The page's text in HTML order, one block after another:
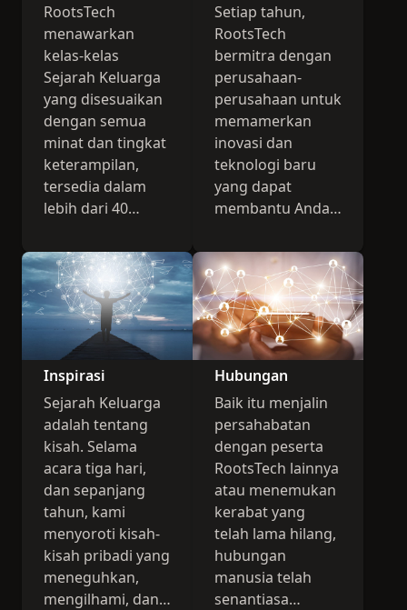
RootsTech
menawarkan
kelas-kelas
Sejarah Keluarga
yang disesuaikan
dengan semua
minat dan tingkat
keterampilan,
tersedia dalam
lebih dari 40
mencakup hampir
setiap negara.
Singkatnya, ada
sesuatu untuk
semua orang.
Setiap tahun,
RootsTech
bermitra dengan
perusahaan-
perusahaan untuk
memamerkan
inovasi dan
teknologi baru
yang dapat
membantu Anda
hubungan sejarah
keluarga yang
baru.
Inspirasi
Sejarah Keluarga
adalah tentang
kisah. Selama
acara tiga hari,
dan sepanjang
tahun, kami
menyoroti kisah-
kisah pribadi yang
meneguhkan,
mengilhami, dan
Hubungan
Baik itu menjalin
persahabatan
dengan peserta
RootsTech lainnya
atau menemukan
kerabat yang
telah lama hilang,
hubungan
manusia telah
senantiasa